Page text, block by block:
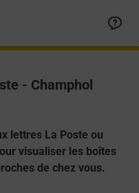
- Champhol
lettres La Poste ou
visualiser les boîtes
de chez vous.